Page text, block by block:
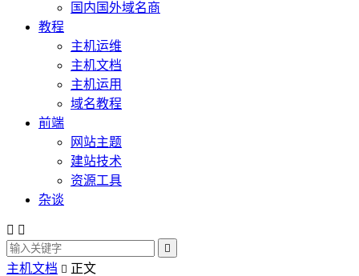
国内国外域名商
教程
主机运维
主机文档
主机运用
域名教程
前端
网站主题
建站技术
资源工具
杂谈
 

主机文档  正文